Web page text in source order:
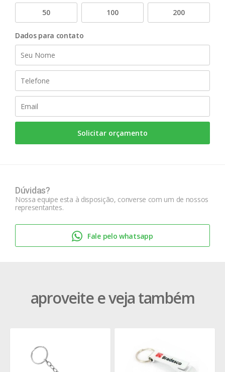
50
100 200
Dados para contato
Solicitar orçamento
Dúvidas?
Nossa equipe esta à disposição, converse com um de nossos
representantes.
Fale pelo whatsapp
aproveite e veja também